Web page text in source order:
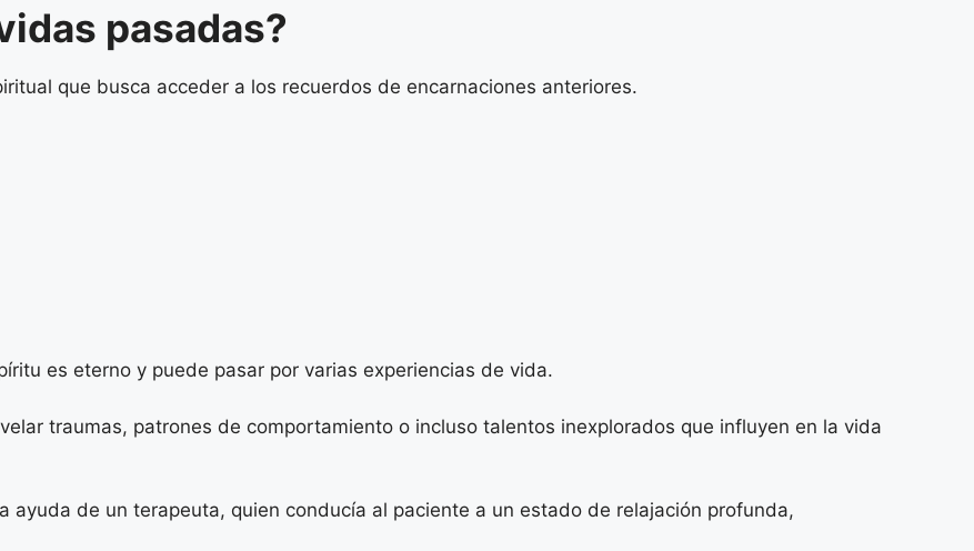
pasadas?
que busca acceder a los recuerdos de encarnaciones anteriores.
es eterno y puede pasar por varias experiencias de vida.
traumas, patrones de comportamiento o incluso talentos inexplorados que influyen en la vida
ayuda de un terapeuta, quien conducía al paciente a un estado de relajación profunda,